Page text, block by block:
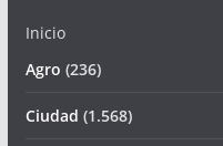
Inicio
Agro (236)
Ciudad (1.568)